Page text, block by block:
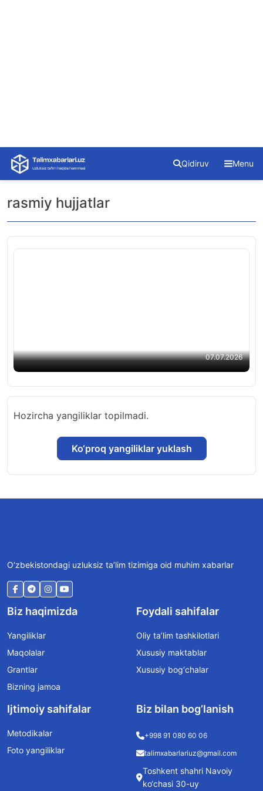
Skip
content
Qidiruv Menu
rasmiy hujjatlar
07.07.2026
Hozircha yangiliklar topilmadi.
Ko‘proq yangiliklar yuklash
O‘zbekistondagi uzluksiz ta’lim tizimiga oid muhim xabarlar
Biz haqimizda
Yangiliklar
Maqolalar
Grantlar
Bizning jamoa
Foydali sahifalar
Oliy ta’lim tashkilotlari
Xususiy maktablar
Xususiy bog‘chalar
Ijtimoiy sahifalar
Metodikalar
Foto yangiliklar
Biz bilan bog’lanish
+998 91 080 60 06
talimxabarlariuz@gmail.com
Toshkent shahri Navoiy
ko‘chasi 30-uy